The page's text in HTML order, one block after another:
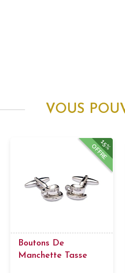
VOUS
15%
OFFRE
Boutons De
Manchette Tasse